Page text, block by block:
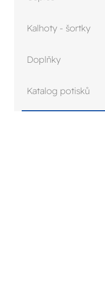
Kalhoty - šortky
Doplňky
Katalog potisků